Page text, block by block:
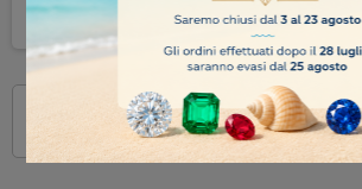
DETTAGLI
Visualizzati 1-1 su 1 articoli